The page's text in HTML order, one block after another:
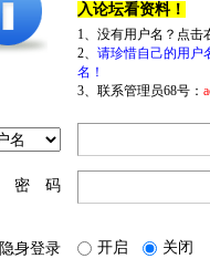
入论坛看资料！
1、没有用户名？点
2、 请珍惜自己的用户
名！
3、联系管理员68号：
密 码
隐身登录 开启 关闭